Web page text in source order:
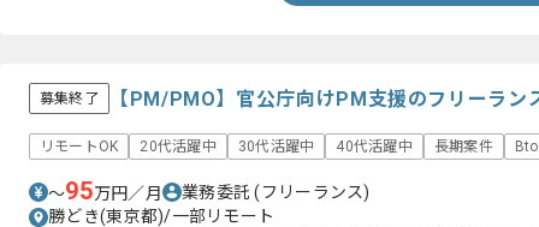
募集終了 【PM/PMO】官公庁向けPM支援のフリーラン
リモートOK 20代活躍中 30代活躍中 40代活躍中 長期案件
〜95万円／月 業務委託(フリーランス)
勝どき(東京都)/一部リモート